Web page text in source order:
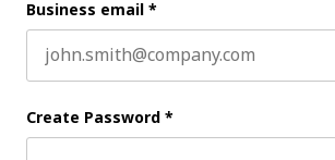
Business email *
Create Password *